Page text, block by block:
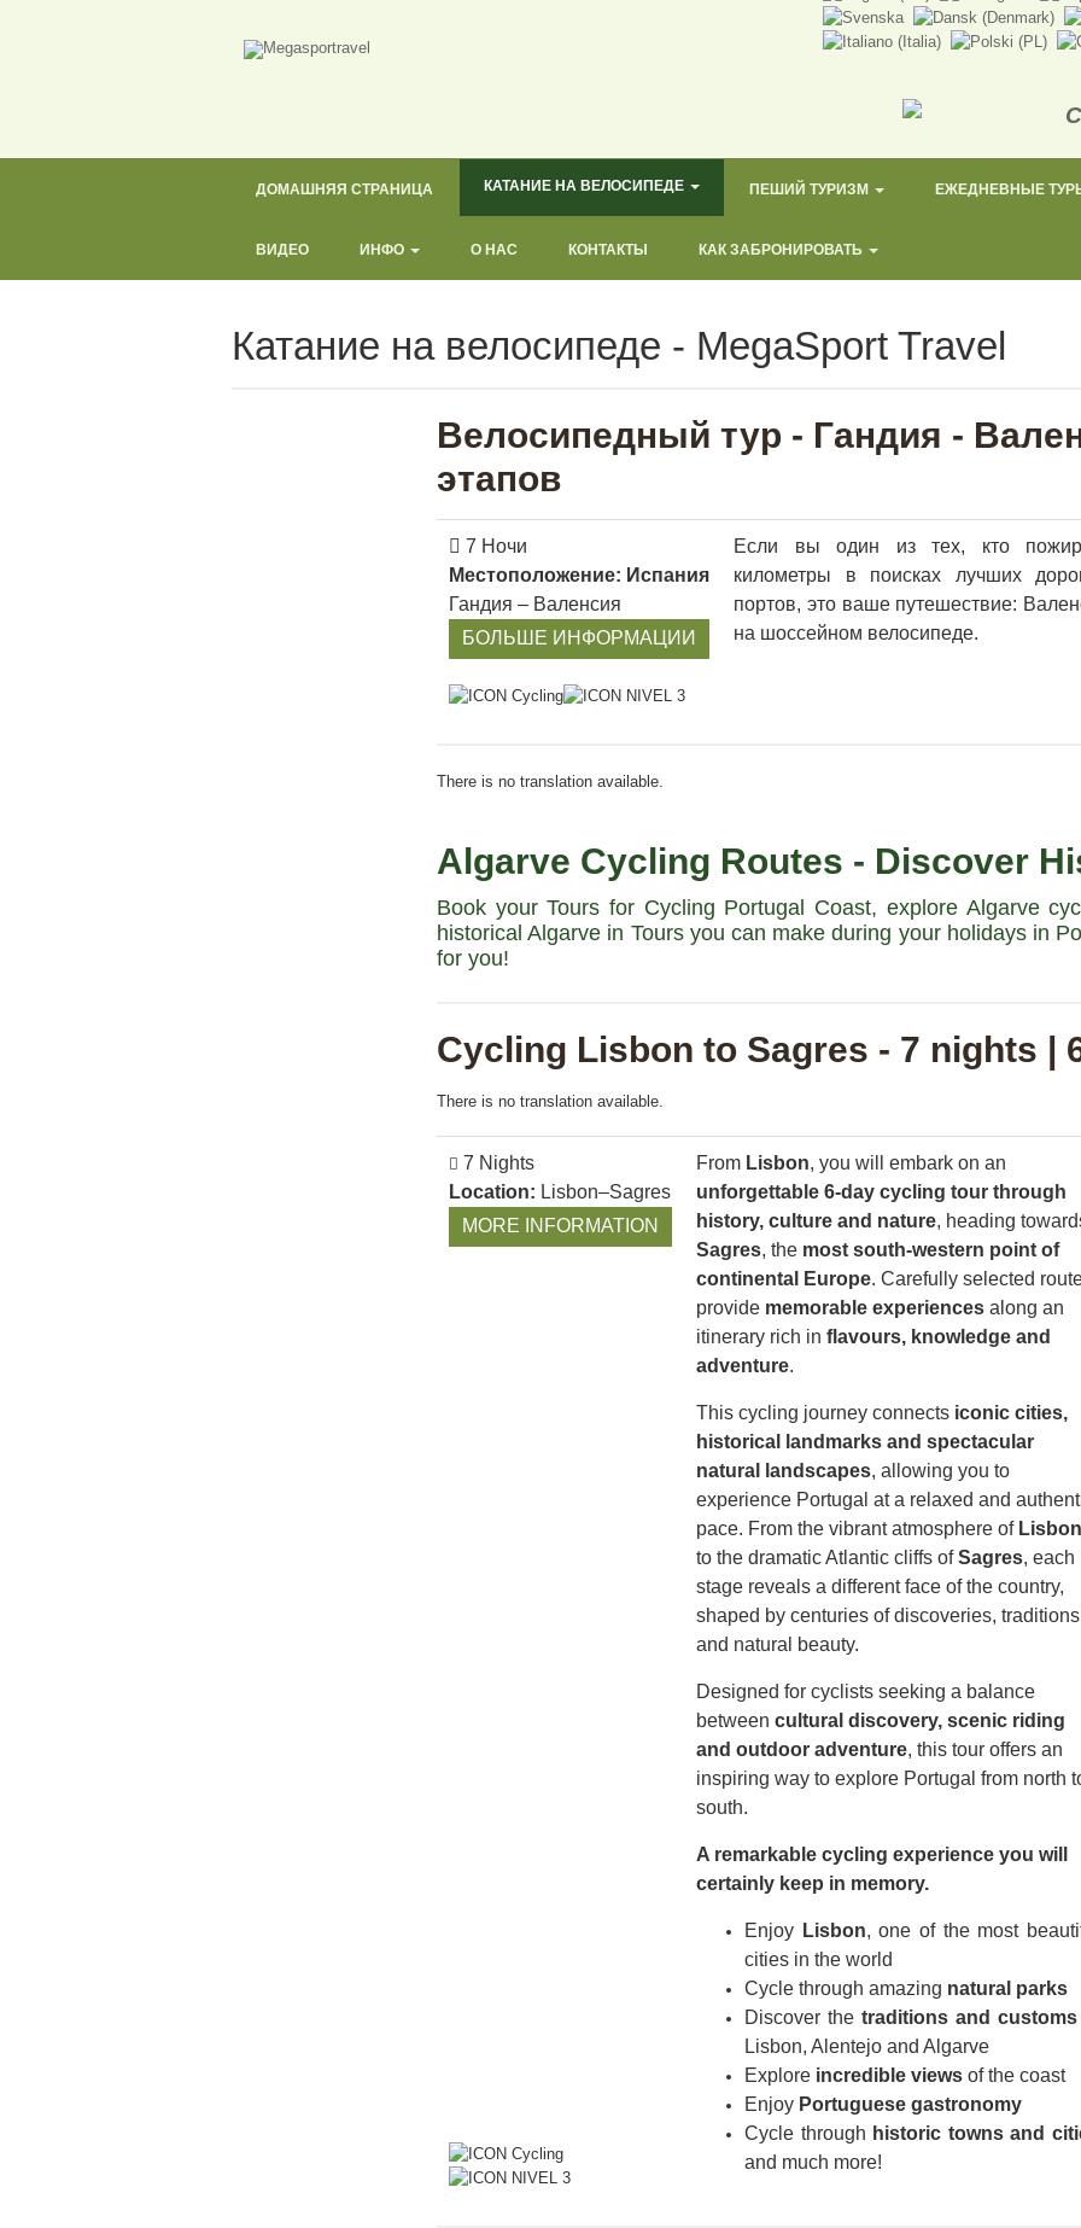
ДОМАШНЯЯ СТРАНИЦА КАТАНИЕ НА ВЕЛОСИПЕДЕ ПЕШИЙ ТУРИЗМ ЕЖЕДНЕВНЫЕ
ВИДЕО ИНФО О НАС КОНТАКТЫ КАК ЗАБРОНИРОВАТЬ
Катание на велосипеде - MegaSport Travel
Велосипедный тур - Гандия -
этапов
7 Ночи
Местоположение: Испания
Гандия – Валенсия
БОЛЬШЕ ИНФОРМАЦИИ
Если вы один из тех, кто
километры в поисках лучших
портов, это ваше путешествие:
на шоссейном велосипеде.
There is no translation available.
Algarve Cycling Routes - Discover
Book your Tours for Cycling Portugal Coast, explore Algarve
historical Algarve in Tours you can make during your holidays in
for you!
Cycling Lisbon to Sagres - 7 nights |
There is no translation available.
7 Nights
Location: Lisbon–Sagres
MORE INFORMATION
From Lisbon, you will embark on an
unforgettable 6-day cycling tour through
history, culture and nature, heading
Sagres, the most south-western point of
continental Europe. Carefully selected
provide memorable experiences along an
itinerary rich in flavours, knowledge and
adventure.
This cycling journey connects iconic cities,
historical landmarks and spectacular
natural landscapes, allowing you to
experience Portugal at a relaxed and
pace. From the vibrant atmosphere of Lisbon
to the dramatic Atlantic cliffs ofSagres, each
stage reveals a different face of the country,
shaped by centuries of discoveries, traditions
and natural beauty.
Designed for cyclists seeking a balance
between cultural discovery, scenic riding
and outdoor adventure, this tour offers an
inspiring way to explore Portugal from north
south.
A remarkable cycling experience you will
certainly keep in memory.
Enjoy Lisbon, one of the most
cities in the world
Cycle through amazing natural parks
Discover the traditions and customs
Lisbon, Alentejo and Algarve
Explore incredible views of the coast
Enjoy Portuguese gastronomy
Cycle through historic towns and
and much more!